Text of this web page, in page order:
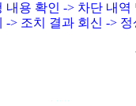
내용 확인 -> 차단 내
-> 조치 결과 회신 ->